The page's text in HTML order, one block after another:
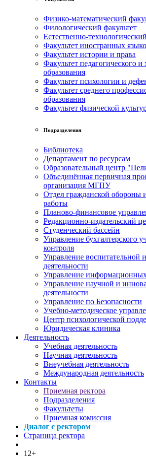
Физико-математический
Филологический факультет
Естественно-
Факультет иностранных
Факультет истории и права
Факультет педагогического и
образования
Факультет психологии и
Факультет среднего
образования
Факультет физической
Подразделения
Библиотека
Департамент по ресурсам
Образовательный центр
Объединённая первичная
организация МГПУ
Отдел гражданской обороны
работы
Планово-финансовое
Редакционно-издательский
Студенческий бассейн
Управление бухгалтерского
контроля
Управление воспитательной
деятельности
Управление
Управление научной и
деятельности
Управление по Безопасности
Учебно-методическое
Центр психологической
Юридическая клиника
Деятельность
Учебная деятельность
Научная деятельность
Внеучебная деятельность
Международная деятельность
Контакты
Приемная ректора
Подразделения
Факультеты
Приемная комиссия
Диалог с ректором
Страница ректора
12+